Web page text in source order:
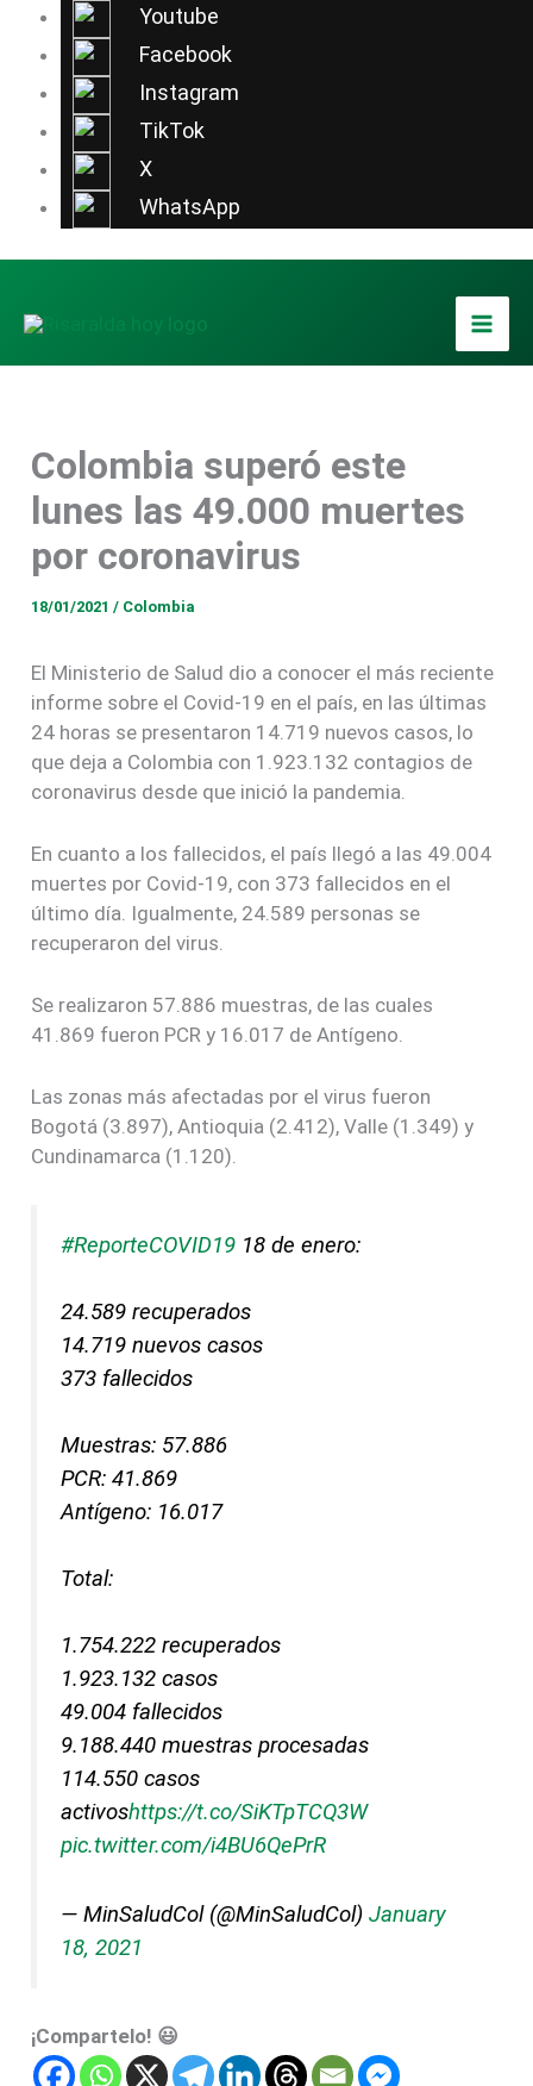
Youtube
Facebook
Instagram
TikTok
X
WhatsApp
contenido
Colombia superó este
lunes las 49.000 muertes
por coronavirus
18/01/2021/ Colombia
El Ministerio de Salud dio a conocer el más reciente
informe sobre el Covid-19 en el país, en las últimas
24 horas se presentaron 14.719 nuevos casos, lo
que deja a Colombia con 1.923.132 contagios de
coronavirus desde que inició la pandemia.
En cuanto a los fallecidos, el país llegó a las 49.004
muertes por Covid-19, con 373 fallecidos en el
último día. Igualmente, 24.589 personas se
recuperaron del virus.
Se realizaron 57.886 muestras, de las cuales
41.869 fueron PCR y 16.017 de Antígeno.
Las zonas más afectadas por el virus fueron
Bogotá (3.897), Antioquia (2.412), Valle (1.349) y
Cundinamarca (1.120).
#ReporteCOVID19 18 de enero:
24.589 recuperados
14.719 nuevos casos
373 fallecidos
Muestras: 57.886
PCR: 41.869
Antígeno: 16.017
Total:
1.754.222 recuperados
1.923.132 casos
49.004 fallecidos
9.188.440 muestras procesadas
114.550 casos
activoshttps://t.co/SiKTpTCQ3W
pic.twitter.com/i4BU6QePrR
— MinSaludCol (@MinSaludCol)January
18, 2021
¡Compartelo! 😃